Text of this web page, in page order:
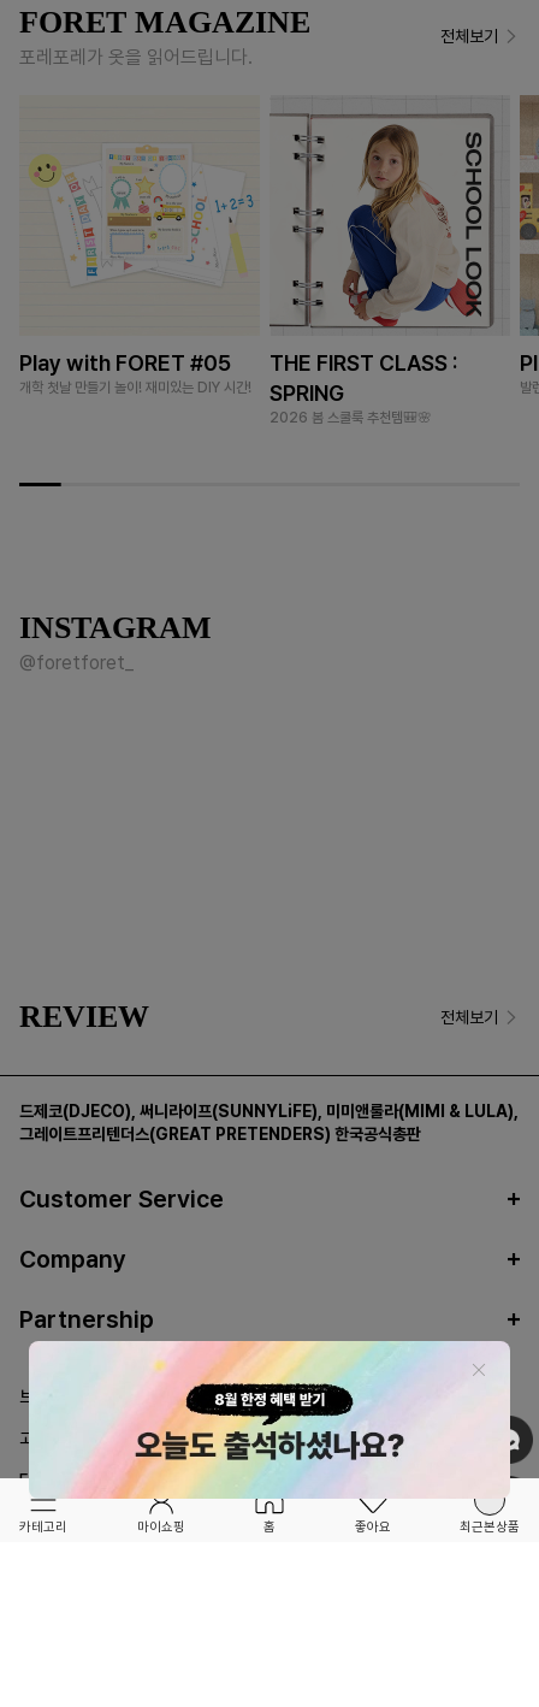
FORET MAGAZINE
포레포레가 옷을 읽어드립니다.
전체보기
Play with FORET #05
개학 첫날 만들기 놀이! 재미있는 DIY 시간!
THE FIRST CLASS :
SPRING
2026 봄 스쿨룩 추천템🎒🌸
발
INSTAGRAM
@foretforet_
REVIEW 전체보기
카테고리 마이쇼핑 홈 좋아요 최근본상품
드제코(DJECO) 써니라이프(SUNNYLiFE) 미미앤룰라(MIMI & LULA)
그레이트프리텐더스(GREAT PRETENDERS) 한국공식총판
Customer Service
Company
Partnership
브랜드스토리 매장안내
고객센터 공지사항
FAQ
입점문의 B2B,도매문의